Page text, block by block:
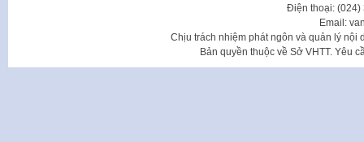
Điện thoại: (024)
Email:
Chịu trách nhiệm phát ngôn và quản lý nội
Bản quyền thuộc về Sở VHTT. Yêu